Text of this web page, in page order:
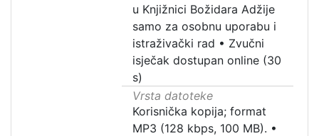
u Knjižnici Božidara Adžije
samo za osobnu uporabu i
istraživački rad • Zvučni
isječak dostupan online (30
s)
Vrsta datoteke
Korisnička kopija; format
MP3 (128 kbps, 100 MB). •